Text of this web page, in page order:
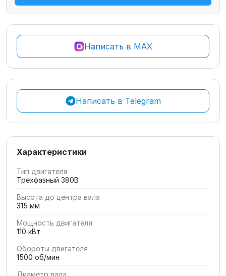
Написать в MAX
Написать в Telegram
Характеристики
Тип двигателя
Трехфазный 380В
Высота до центра вала
315 мм
Мощность двигателя
110 кВт
Обороты двигателя
1500 об/мин
Диаметр вала